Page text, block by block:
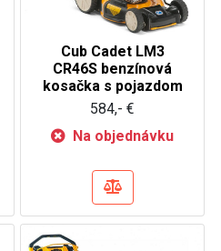
Cub Cadet LM3
CR46S benzínová
kosačka s pojazdom
584,- €
Na objednávku